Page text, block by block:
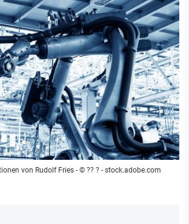
von Rudolf Fries - © ?? ? - stock.adobe.com